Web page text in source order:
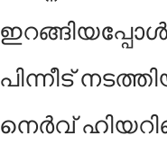
പിന്നീട്
നെർവ്